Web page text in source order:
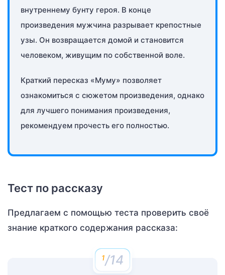
внутреннему бунту героя. В конце
произведения мужчина разрывает крепостные
узы. Он возвращается домой и становится
человеком, живущим по собственной воле.
Краткий пересказ «Муму» позволяет
ознакомиться с сюжетом произведения, однако
для лучшего понимания произведения,
рекомендуем прочесть его полностью.
Тест по рассказу
Предлагаем с помощью теста проверить своё
знание краткого содержания рассказа:
/14